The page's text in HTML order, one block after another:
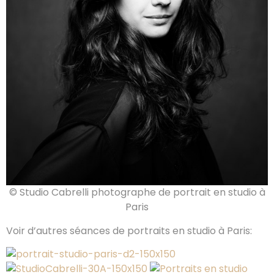
© Studio Cabrelli photographe de portrait en studio à
Paris
Voir d’autres séances de portraits en studio à Paris: